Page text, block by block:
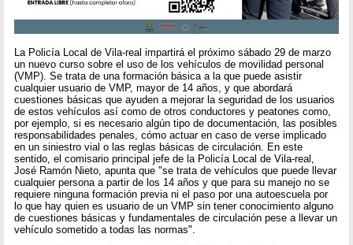
La Policía Local de Vila-real impartirá el próximo sábado 29 de marzo
un nuevo curso sobre el uso de los vehículos de movilidad personal
(VMP). Se trata de una formación básica a la que puede asistir
cualquier usuario de VMP, mayor de 14 años, y que abordará
cuestiones básicas que ayuden a mejorar la seguridad de los usuarios
de estos vehículos así como de otros conductores y peatones como,
por ejemplo, si es necesario algún tipo de documentación, las posibles
responsabilidades penales, cómo actuar en caso de verse implicado
en un siniestro vial o las reglas básicas de circulación. En este
sentido, el comisario principal jefe de la Policía Local de Vila-real,
José Ramón Nieto, apunta que "se trata de vehículos que puede llevar
cualquier persona a partir de los 14 años y que para su manejo no se
requiere ninguna formación previa ni el paso por una autoescuela por
lo que hay quien es usuario de un VMP sin tener conocimiento alguno
de cuestiones básicas y fundamentales de circulación pese a llevar un
vehículo sometido a todas las normas".